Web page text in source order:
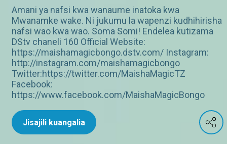
Amani ya nafsi kwa wanaume inatoka kwa
Mwanamke wake. Ni jukumu la wapenzi kudhihirisha
nafsi wao kwa wao. Soma Somi! Endelea kutizama
DStv chaneli 160 Official Website:
https://maishamagicbongo.dstv.com/ Instagram:
http://instagram.com/maishamagicbongo
Twitter:https://twitter.com/MaishaMagicTZ
Facebook:
https://www.facebook.com/MaishaMagicBongo
Jisajili kuangalia